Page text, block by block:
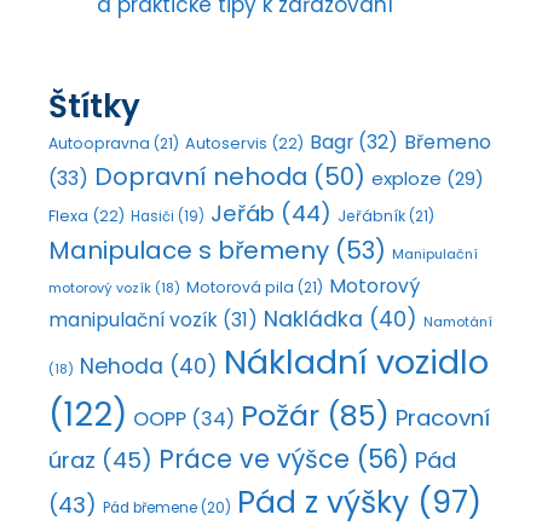
Štítky
Autoopravna (21) Autoservis (22) Bagr (32) Břemeno
(33) Dopravní nehoda (50) exploze (29)
Flexa (22) Hasiči (19) Jeřáb (44) Jeřábník(21)
Manipulace s břemeny (53) Manipulační
motorový vozík (18) Motorová pila (21) Motorový
manipulační vozík (31) Nakládka (40) Namotání
(18) Nehoda (40) Nákladní vozidlo
(122) OOPP (34) Požár (85) Pracovní
úraz (45) Práce ve výšce (56) Pád
(43) Pád břemene(20) Pád z výšky (97)